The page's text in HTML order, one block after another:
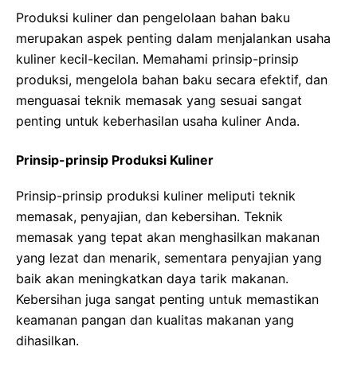
Produksi kuliner dan pengelolaan bahan baku
merupakan aspek penting dalam menjalankan usaha
kuliner kecil-kecilan. Memahami prinsip-prinsip
produksi, mengelola bahan baku secara efektif, dan
menguasai teknik memasak yang sesuai sangat
penting untuk keberhasilan usaha kuliner Anda.
Prinsip-prinsip Produksi Kuliner
Prinsip-prinsip produksi kuliner meliputi teknik
memasak, penyajian, dan kebersihan. Teknik
memasak yang tepat akan menghasilkan makanan
yang lezat dan menarik, sementara penyajian yang
baik akan meningkatkan daya tarik makanan.
Kebersihan juga sangat penting untuk memastikan
keamanan pangan dan kualitas makanan yang
dihasilkan.